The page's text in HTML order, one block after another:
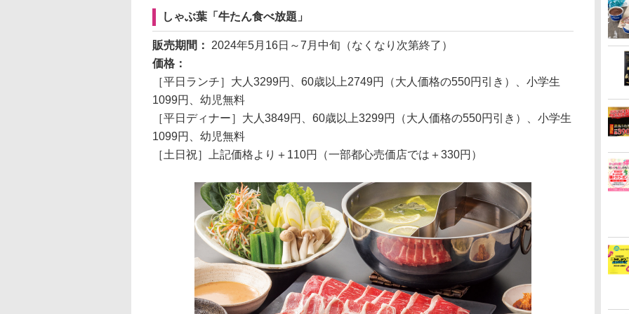
しゃぶ葉「牛たん食べ放題」
販売期間： 2024年5月16日～7月中旬（なくなり次第終了）
価格：
［平日ランチ］大人3299円、60歳以上2749円（大人価格の550円引き）、小学生
1099円、幼児無料
［平日ディナー］大人3849円、60歳以上3299円（大人価格の550円引き）、小学生
1099円、幼児無料
［土日祝］上記価格より＋110円（一部都心売価店では＋330円）